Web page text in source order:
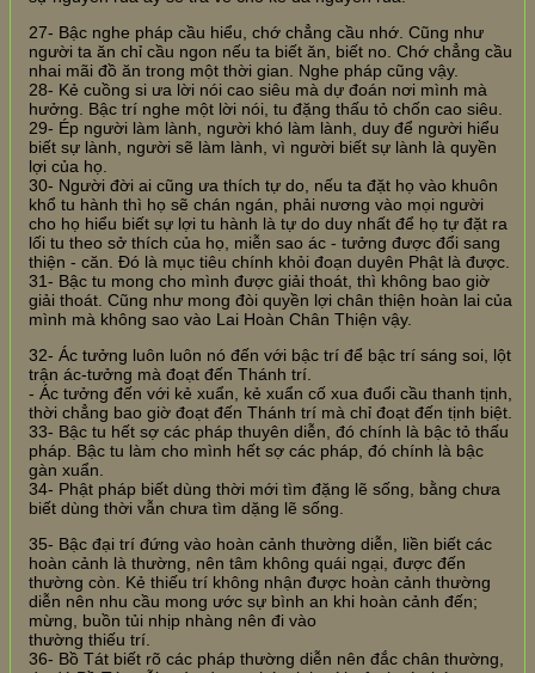
27- Bậc nghe pháp cầu hiểu, chớ chẳng cầu nhớ. Cũng như
người ta ăn chỉ cầu ngon nếu ta biết ăn, biết no. Chớ chẳng cầu
nhai mãi đồ ăn trong một thời gian. Nghe pháp cũng vậy.
28- Kẻ cuồng si ưa lời nói cao siêu mà dự đoán nơi mình mà
hưởng. Bậc trí nghe một lời nói, tu đặng thấu tỏ chốn cao siêu.
29- Ép người làm lành, người khó làm lành, duy để người hiểu
biết sự lành, người sẽ làm lành, vì người biết sự lành là quyền
lợi của họ.
30- Người đời ai cũng ưa thích tự do, nếu ta đặt họ vào khuôn
khổ tu hành thì họ sẽ chán ngán, phải nương vào mọi người
cho họ hiểu biết sự lợi tu hành là tự do duy nhất để họ tự đặt ra
lối tu theo sở thích của họ, miễn sao ác - tưởng được đổi sang
thiện - căn. Đó là mục tiêu chính khỏi đoạn duyên Phật là được.
31- Bậc tu mong cho mình được giải thoát, thì không bao giờ
giải thoát. Cũng như mong đòi quyền lợi chân thiện hoàn lai của
mình mà không sao vào Lai Hoàn Chân Thiện vậy.
32- Ác tưởng luôn luôn nó đến với bậc trí để bậc trí sáng soi, lột
trận ác-tưởng mà đoạt đến Thánh trí.
- Ác tưởng đến với kẻ xuẩn, kẻ xuẩn cố xua đuổi cầu thanh tịnh,
thời chẳng bao giờ đoạt đến Thánh trí mà chỉ đoạt đến tịnh biệt.
33- Bậc tu hết sợ các pháp thuyên diễn, đó chính là bậc tỏ thấu
pháp. Bậc tu làm cho mình hết sợ các pháp, đó chính là bậc
gàn xuẩn.
34- Phật pháp biết dùng thời mới tìm đặng lẽ sống, bằng chưa
biết dùng thời vẫn chưa tìm dặng lẽ sống.
35- Bậc đại trí đứng vào hoàn cảnh thường diễn, liền biết các
hoàn cảnh là thường, nên tâm không quái ngại, được đến
thường còn. Kẻ thiếu trí không nhận được hoàn cảnh thường
diễn nên nhu cầu mong ước sự bình an khi hoàn cảnh đến;
mừng, buồn tủi nhịp nhàng nên đi vào
thường thiếu trí.
36- Bồ Tát biết rõ các pháp thường diễn nên đắc chân thường,